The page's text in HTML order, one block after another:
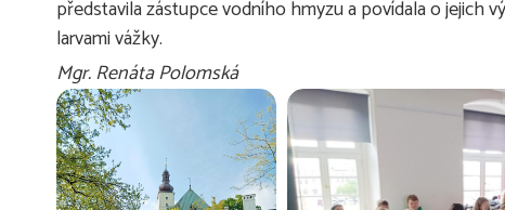
představila zástupce vodního hmyzu a povídala o jejich
larvami vážky.
Mgr. Renáta Polomská